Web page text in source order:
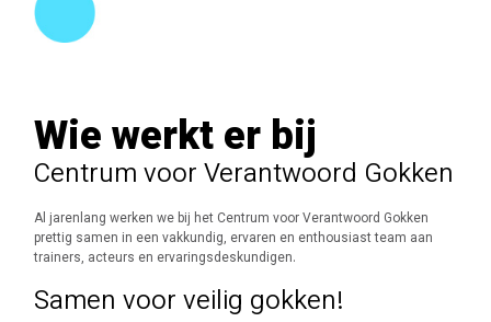
Wie werkt er bij
Centrum voor Verantwoord Gokken
Al jarenlang werken we bij het Centrum voor Verantwoord Gokken
prettig samen in een vakkundig, ervaren en enthousiast team aan
trainers, acteurs en ervaringsdeskundigen.
Samen voor veilig gokken!